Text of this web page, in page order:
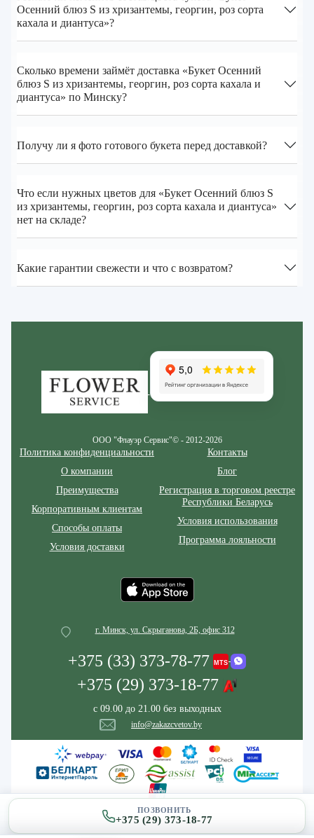
ПОЗВОНИТЬ
+375 (29) 373-18-77
Осенний блюз S из хризантемы, георгин, роз сорта
кахала и диантуса»?
Сколько времени займёт доставка «Букет Осенний
блюз S из хризантемы, георгин, роз сорта кахала и
диантуса» по Минску?
Получу ли я фото готового букета перед доставкой?
Что если нужных цветов для «Букет Осенний блюз S
из хризантемы, георгин, роз сорта кахала и диантуса»
нет на складе?
Какие гарантии свежести и что с возвратом?
ООО "Флауэр Сервис"© - 2012-2026
Политика конфиденциальности
О компании
Преимущества
Корпоративным клиентам
Способы оплаты
Условия доставки
Контакты
Блог
Регистрация в торговом реестре
Республики Беларусь
Условия использования
Программа лояльности
г. Минск, ул. Скрыганова, 2Б, офис 312
+375 (33) 373-78-77
+375 (29) 373-18-77
с 09.00 до 21.00 без выходных
info@zakazcvetov.by